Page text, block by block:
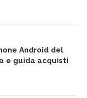
Android del
e guida acquisti